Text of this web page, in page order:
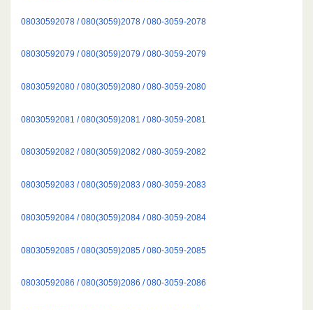
08030592078 / 080(3059)2078 / 080-3059-2078
08030592079 / 080(3059)2079 / 080-3059-2079
08030592080 / 080(3059)2080 / 080-3059-2080
08030592081 / 080(3059)2081 / 080-3059-2081
08030592082 / 080(3059)2082 / 080-3059-2082
08030592083 / 080(3059)2083 / 080-3059-2083
08030592084 / 080(3059)2084 / 080-3059-2084
08030592085 / 080(3059)2085 / 080-3059-2085
08030592086 / 080(3059)2086 / 080-3059-2086